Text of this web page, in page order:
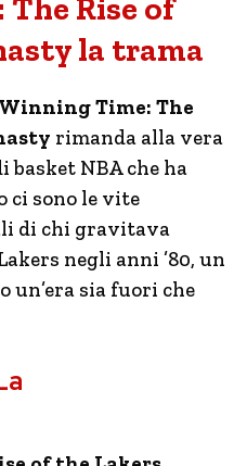
Rise of
la trama
Winning Time: The
rimanda alla vera
NBA che ha
ci sono le vite
di chi gravitava
negli anni ’80, un
un’era sia fuori che